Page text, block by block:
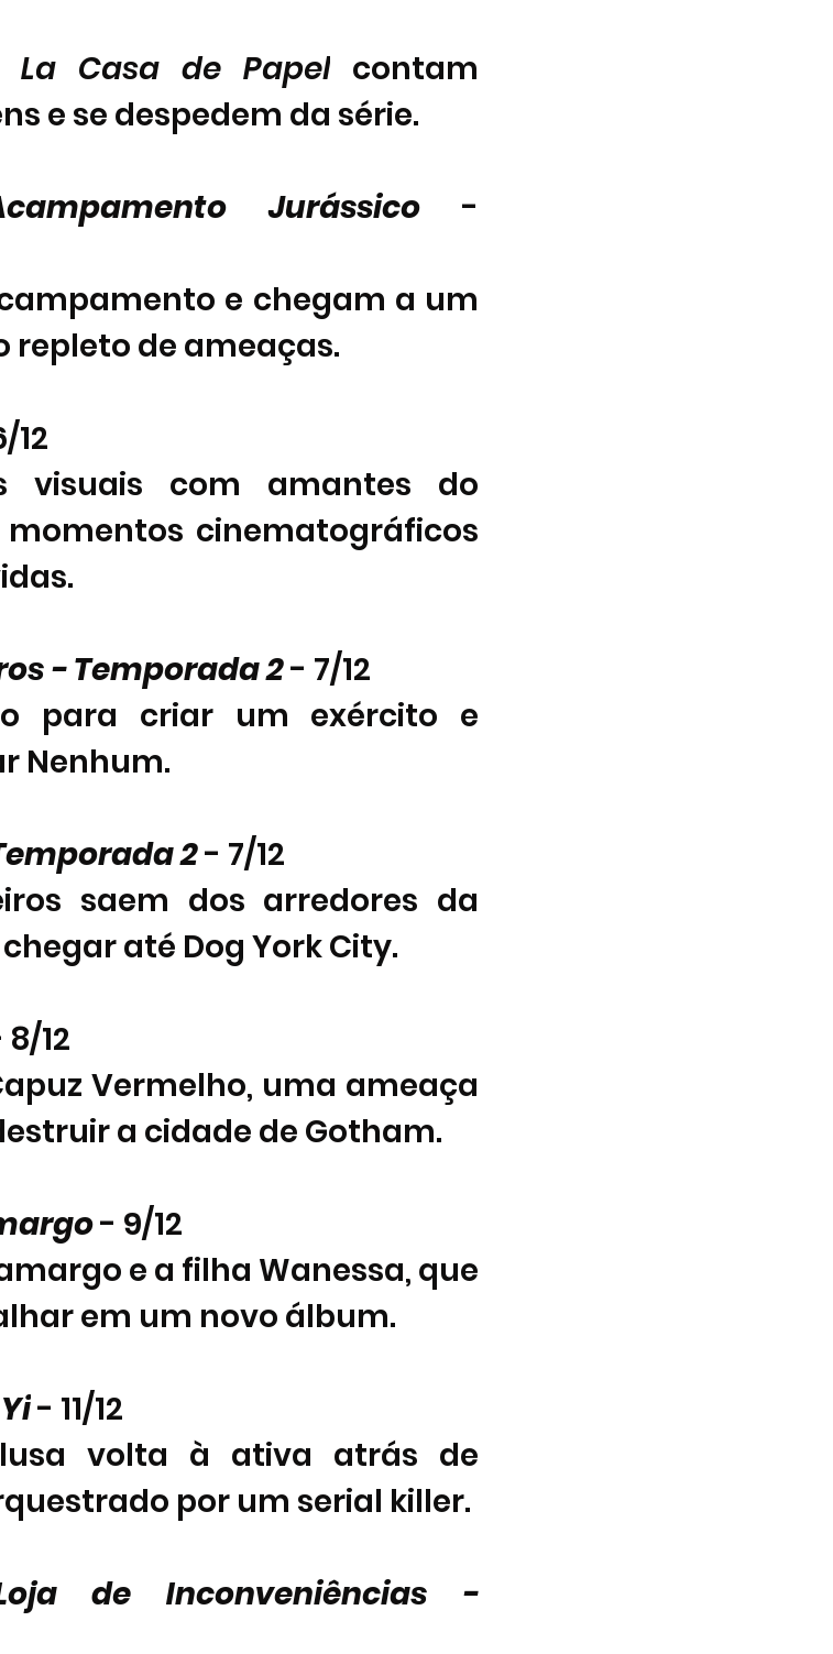
La Casa de Papel contam
e se despedem da série.
Jurássico
e chegam a um
repleto de ameaças.
12
visuais com amantes do
cinematográficos
- Temporada 2 - 7/12
para criar um exército e
Nenhum.
2 - 7/12
saem dos arredores da
até Dog York City.
8/12
Vermelho, uma ameaça
a cidade de Gotham.
- 9/12
e a filha Wanessa, que
em um novo álbum.
- 11/12
volta à ativa atrás de
por um serial killer.
de Inconveniências -